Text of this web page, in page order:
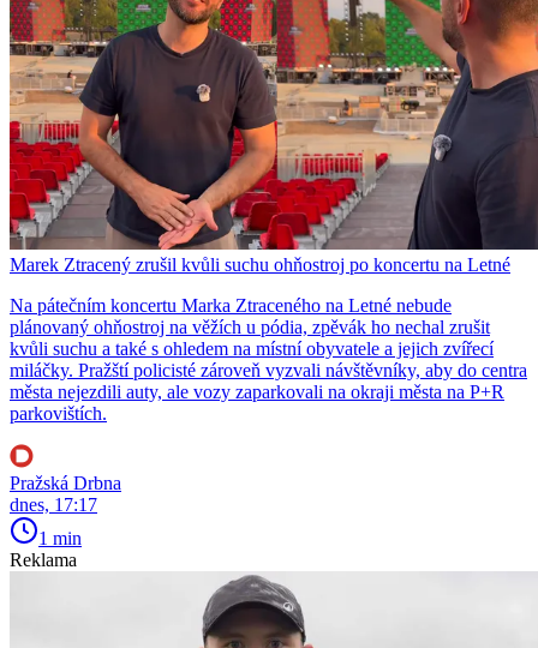
Marek Ztracený zrušil kvůli suchu ohňostroj po koncertu na Letné
Na pátečním koncertu Marka Ztraceného na Letné nebude
plánovaný ohňostroj na věžích u pódia, zpěvák ho nechal zrušit
kvůli suchu a také s ohledem na místní obyvatele a jejich zvířecí
miláčky. Pražští policisté zároveň vyzvali návštěvníky, aby do centra
města nejezdili auty, ale vozy zaparkovali na okraji města na P+R
parkovištích.
Pražská Drbna
dnes, 17:17
1 min
Reklama